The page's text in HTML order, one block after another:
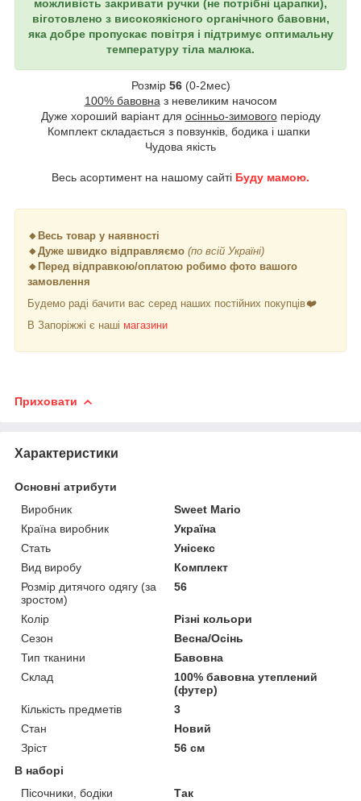
можливість закривати ручки (не потрібні царапки),
віготовлено з високоякісного органічного бавовни,
яка добре пропускає повітря і підтримує оптимальну
температуру тіла малюка.
Розмір 56 (0-2мес)
100% бавовна з невеликим начосом
Дуже хороший варіант для осінньо-зимовогоперіоду
Комплект складається з повзунків, бодика і шапки
Чудова якість
Весь асортимент на нашому сайті Буду мамою.
🔸Весь товар у наявності
🔸Дуже швидко відправляємо (по всій Україні)
🔸Перед відправкою/оплатою робимо фото вашого
замовлення
Будемо раді бачити вас серед наших постійних покупців❤️
В Запоріжжі є наші магазини
Приховати
Характеристики
Основні атрибути
Виробник
Sweet Mario
Країна виробник
Україна
Стать
Унісекс
Вид виробу
Комплект
Розмір дитячого одягу (за
зростом)
56
Колір
Різні кольори
Сезон
Весна/Осінь
Тип тканини
Бавовна
Склад
100% бавовна утеплений
(футер)
Кількість предметів
3
Стан
Новий
Зріст
56 см
В наборі
Пісочники, бодіки
Так